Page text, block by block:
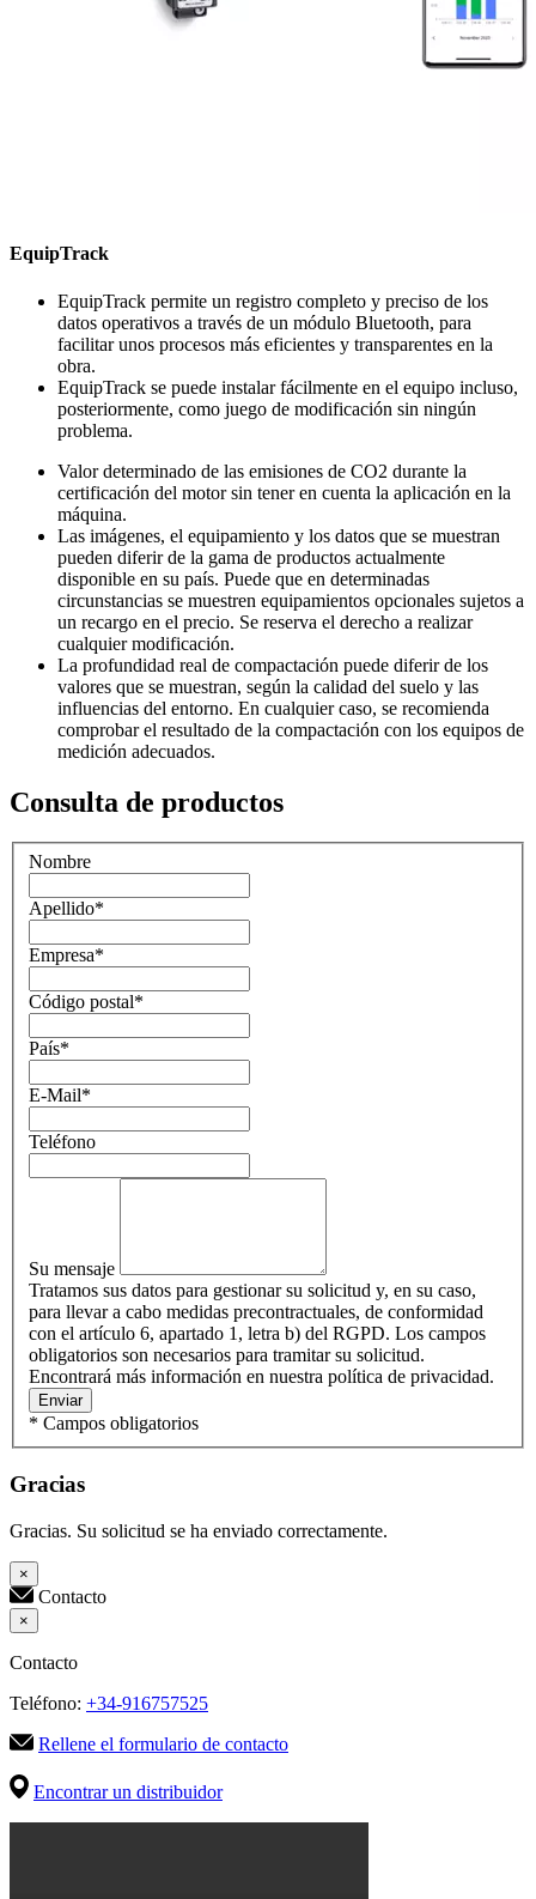
EquipTrack
EquipTrack permite un registro completo y preciso de los
datos operativos a través de un módulo Bluetooth, para
facilitar unos procesos más eficientes y transparentes en la
obra.
EquipTrack se puede instalar fácilmente en el equipo incluso,
posteriormente, como juego de modificación sin ningún
problema.
Valor determinado de las emisiones de CO2 durante la
certificación del motor sin tener en cuenta la aplicación en la
máquina.
Las imágenes, el equipamiento y los datos que se muestran
pueden diferir de la gama de productos actualmente
disponible en su país. Puede que en determinadas
circunstancias se muestren equipamientos opcionales sujetos a
un recargo en el precio. Se reserva el derecho a realizar
cualquier modificación.
La profundidad real de compactación puede diferir de los
valores que se muestran, según la calidad del suelo y las
influencias del entorno. En cualquier caso, se recomienda
comprobar el resultado de la compactación con los equipos de
medición adecuados.
Consulta de productos
Nombre
Apellido*
Empresa*
Código postal*
País*
E-Mail*
Teléfono
Su mensaje
Tratamos sus datos para gestionar su solicitud y, en su caso,
para llevar a cabo medidas precontractuales, de conformidad
con el artículo 6, apartado 1, letra b) del RGPD. Los campos
obligatorios son necesarios para tramitar su solicitud.
Encontrará más información en nuestra política de privacidad.
Enviar
* Campos obligatorios
Gracias
Gracias. Su solicitud se ha enviado correctamente.
×
Contacto
×
Contacto
Teléfono: +34-916757525
Rellene el formulario de contacto
Encontrar un distribuidor